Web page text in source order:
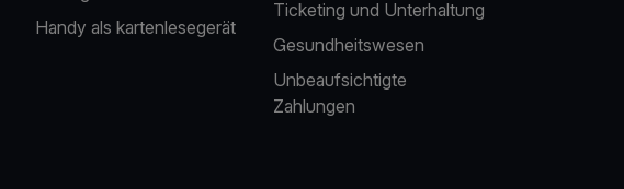
Handy als kartenlesegerät
Ticketing und Unterhaltung
Gesundheitswesen
Unbeaufsichtigte
Zahlungen